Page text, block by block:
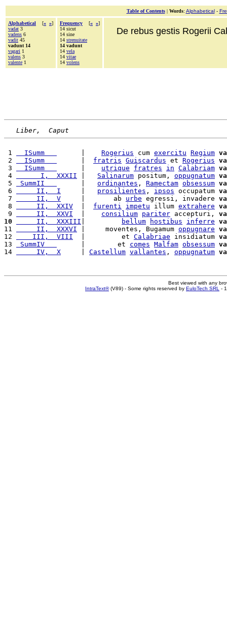
Table of Contents| Words: Alphabetical-
Alphabetical [« »]
vadat 3
vadens 6
vadit 45
vadunt 14
vagari 1
valens 3
valente 1
Frequency [« »]
14 sicut
14 sine
14 strenuitate
14 vadunt
14 vela
14 vitae
14 volens
De rebus gestis Rogerii
Liber,  Caput
1
  ISumm
Rogerius cum exercitu Regium
2
  ISumm
fratris Guiscardus et Rogerius
3
  ISumm
utrique fratres in Calabriam
4
      I,  XXXII
Salinarum positum, oppugnatum
5
SummII ordinantes , Ramectam obsessum
6
     II,  I
prosilientes , ipsos occupatum
7
     II,  V
     |       ab
urbe egressi, invadere
8
     II,  XXIV
furenti impetu illum extrahere
9
     II,  XXVI
consilium pariter accepturi,
10
     II,  XXXIII
bellum hostibus inferre
11
     II,  XXXVI
|     moventes, Bugamum oppugnare
12
    III,  VIII
  |         et
Calabriae insidiatum
13
SummIV
      |        et
comes Malfam obsessum
14
     IV,  X
Castellum vallantes , oppugnatum
Best viewed with any
IntraText®(V89) - Some rights reserved by EuloTech SRL -